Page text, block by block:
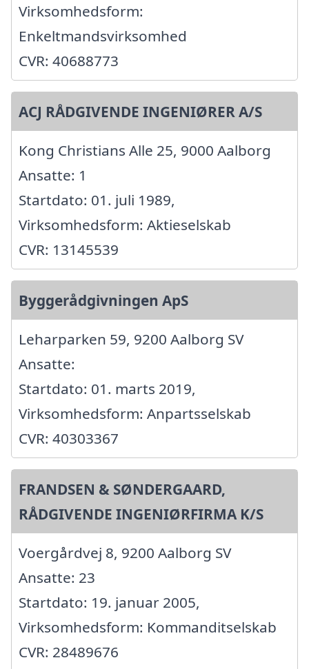
Virksomhedsform:
Enkeltmandsvirksomhed
CVR: 40688773
ACJ RÅDGIVENDE INGENIØRER A/S
Kong Christians Alle 25, 9000 Aalborg
Ansatte: 1
Startdato: 01. juli 1989,
Virksomhedsform: Aktieselskab
CVR: 13145539
Byggerådgivningen ApS
Leharparken 59, 9200 Aalborg SV
Ansatte:
Startdato: 01. marts 2019,
Virksomhedsform: Anpartsselskab
CVR: 40303367
FRANDSEN & SØNDERGAARD,
RÅDGIVENDE INGENIØRFIRMA K/S
Voergårdvej 8, 9200 Aalborg SV
Ansatte: 23
Startdato: 19. januar 2005,
Virksomhedsform: Kommanditselskab
CVR: 28489676